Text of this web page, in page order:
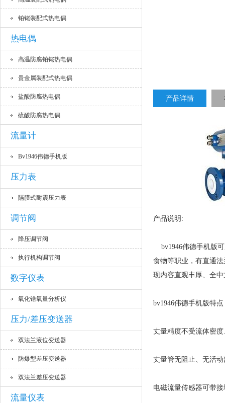
铂铑装配式热电偶
热电偶
高温防腐铂铑热电偶
贵金属装配式热电偶
盐酸防腐热电偶
硫酸防腐热电偶
流量计
Bv1946伟德手机版
压力表
隔膜式耐震压力表
调节阀
降压调节阀
执行机构调节阀
数字仪表
氧化锆氧量分析仪
压力/差压变送器
双法兰液位变送器
防爆型差压变送器
双法兰差压变送器
流量仪表
产品详情
产品说明:
bv1946伟德手机版
食物等职业，有直通
现内容直观丰厚、全
bv1946伟德手机版特点
丈量精度不受流体密
丈量管无阻止、无活
电磁流量传感器可带